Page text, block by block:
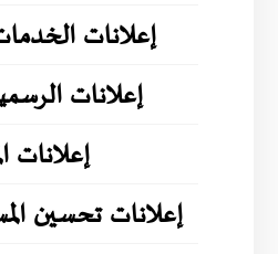
إعلانات
إعلانات
إعلانات
إعلانات تحسين